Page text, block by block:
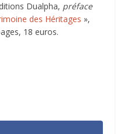
Dualpha, préface
des Héritages »,
18 euros.